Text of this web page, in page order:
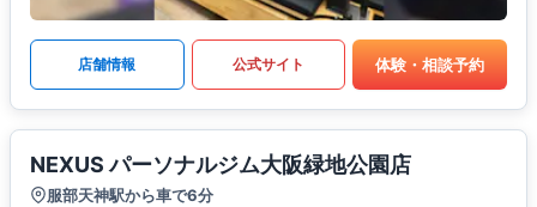
店舗情報 公式サイト 体験・相談予約
NEXUS パーソナルジム大阪緑地公園店
服部天神駅から車で6分